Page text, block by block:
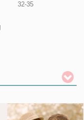
32-35